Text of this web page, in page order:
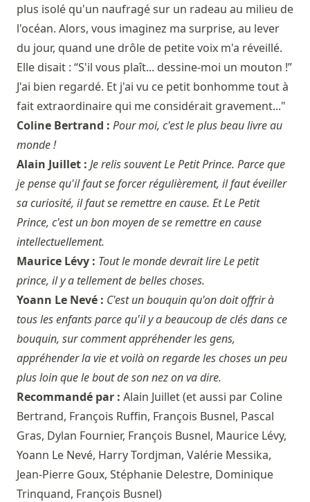
plus isolé qu'un naufragé sur un radeau au milieu de
l'océan. Alors, vous imaginez ma surprise, au lever
du jour, quand une drôle de petite voix m'a réveillé.
Elle disait : “S'il vous plaît... dessine-moi un mouton !”
J'ai bien regardé. Et j'ai vu ce petit bonhomme tout à
fait extraordinaire qui me considérait gravement..."
Coline Bertrand : Pour moi, c'est le plus beau livre au
monde !
Alain Juillet : Je relis souvent Le Petit Prince. Parce que
je pense qu'il faut se forcer régulièrement, il faut éveiller
sa curiosité, il faut se remettre en cause. Et Le Petit
Prince, c'est un bon moyen de se remettre en cause
intellectuellement.
Maurice Lévy : Tout le monde devrait lire Le petit
prince, il y a tellement de belles choses.
Yoann Le Nevé : C'est un bouquin qu'on doit offrir à
tous les enfants parce qu'il y a beaucoup de clés dans ce
bouquin, sur comment appréhender les gens,
appréhender la vie et voilà on regarde les choses un peu
plus loin que le bout de son nez on va dire.
Recommandé par : Alain Juillet(et aussi par Coline
Bertrand, François Ruffin, François Busnel, Pascal
Gras, Dylan Fournier, François Busnel, Maurice Lévy,
Yoann Le Nevé, Harry Tordjman, Valérie Messika,
Jean-Pierre Goux, Stéphanie Delestre, Dominique
Trinquand, François Busnel)